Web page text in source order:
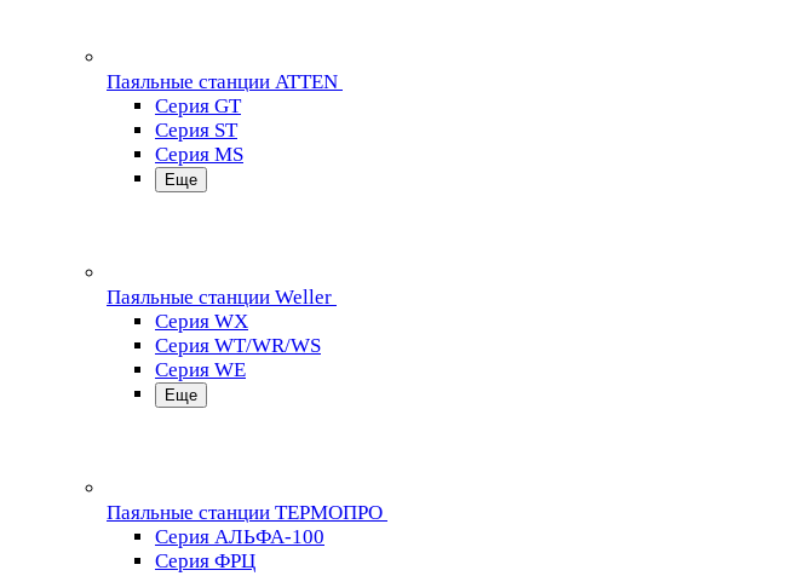
Паяльные станции ATTEN
Серия GT
Серия ST
Серия MS
Еще
Паяльные станции Weller
Серия WX
Серия WT/WR/WS
Серия WE
Еще
Паяльные станции ТЕРМОПРО
Серия АЛЬФА-100
Серия ФРЦ